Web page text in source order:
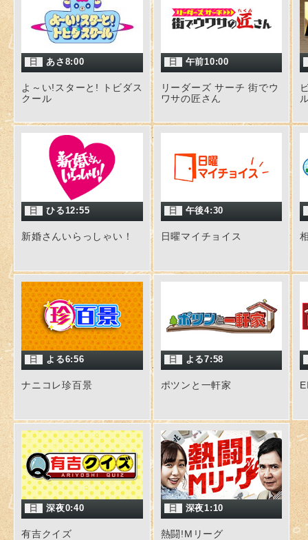
日 あさ8:00
よ～い!スターと! トビダス
クール
日 午前10:00
リーダーズ サーチ 街でウ
ワサの匠さん
日 ひる12:55
新婚さんいらっしゃい！
日 午後4:30
日曜マイチョイス
日 よる6:56
ナニコレ珍百景
日 よる7:58
ポツンと一軒家
日 深夜0:40
有吉クイズ
日 深夜1:10
熱闘!Mリーグ